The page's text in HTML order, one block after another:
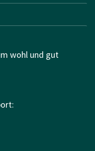
wohl und gut